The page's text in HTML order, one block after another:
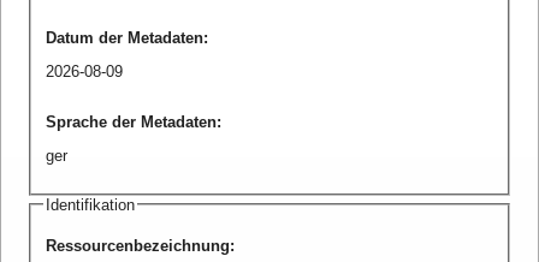
Datum der Metadaten:
2026-08-09
Sprache der Metadaten:
ger
Identifikation
Ressourcenbezeichnung: